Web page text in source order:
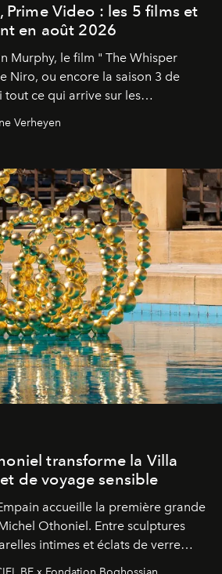
Prime Video : les 5 films et
en août 2026
Murphy, le film " The Whisper
Niro, ou encore la saison 3 de
ce qui arrive sur les
en août 2026.
Verheyen
transforme la Villa
de voyage sensible
accueille la première grande
Othoniel. Entre sculptures
intimes et éclats de verre
compose un itinéraire